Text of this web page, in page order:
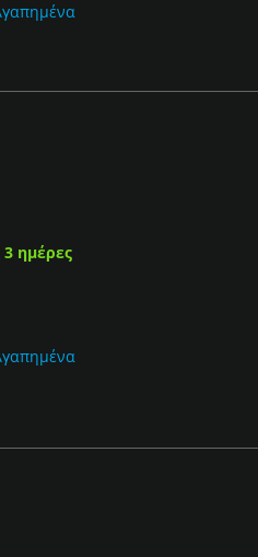
ημέρες